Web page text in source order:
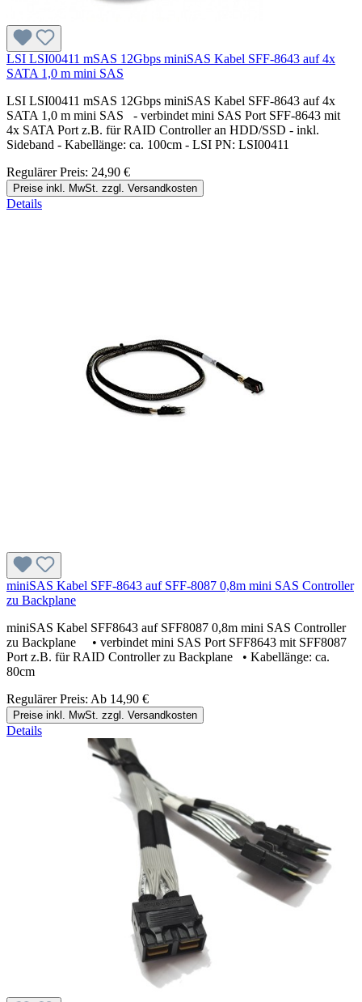
LSI LSI00411 mSAS 12Gbps miniSAS Kabel SFF-8643 auf 4x
SATA 1,0 m mini SAS
LSI LSI00411 mSAS 12Gbps miniSAS Kabel SFF-8643 auf 4x
SATA 1,0 m mini SAS - verbindet mini SAS Port SFF-8643 mit
4x SATA Port z.B. für RAID Controller an HDD/SSD - inkl.
Sideband - Kabellänge: ca. 100cm - LSI PN: LSI00411
Regulärer Preis: 24,90 €
Preise inkl. MwSt. zzgl. Versandkosten
Details
miniSAS Kabel SFF-8643 auf SFF-8087 0,8m mini SAS Controller
zu Backplane
miniSAS Kabel SFF8643 auf SFF8087 0,8m mini SAS Controller
zu Backplane • verbindet mini SAS Port SFF8643 mit SFF8087
Port z.B. für RAID Controller zu Backplane • Kabellänge: ca.
80cm
Regulärer Preis: Ab 14,90 €
Preise inkl. MwSt. zzgl. Versandkosten
Details